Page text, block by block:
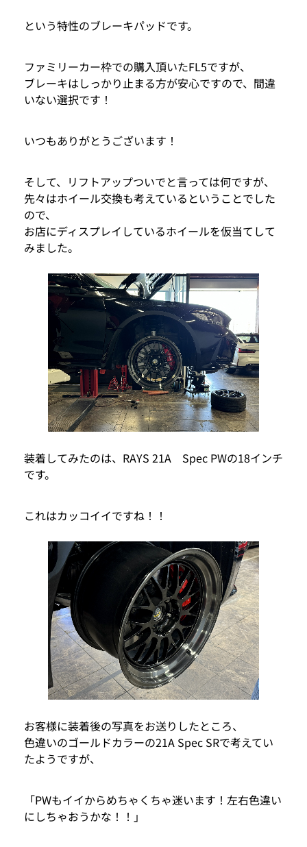
という特性のブレーキパッドです。
ファミリーカー枠での購入頂いたFL5ですが、
ブレーキはしっかり止まる方が安心ですので、間違
いない選択です！
いつもありがとうございます！
そして、リフトアップついでと言っては何ですが、
先々はホイール交換も考えているということでした
ので、
お店にディスプレイしているホイールを仮当てして
みました。
装着してみたのは、RAYS 21A Spec PWの18インチ
です。
これはカッコイイですね！！
お客様に装着後の写真をお送りしたところ、
色違いのゴールドカラーの21A Spec SRで考えてい
たようですが、
「PWもイイからめちゃくちゃ迷います！左右色違い
にしちゃおうかな！！」